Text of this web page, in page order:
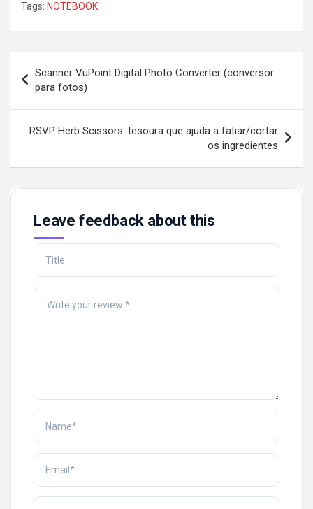
Tags: NOTEBOOK
navigation
Scanner VuPoint Digital Photo Converter (conversor
para fotos)
RSVP Herb Scissors: tesoura que ajuda a fatiar/cortar
os ingredientes
Leave feedback about this